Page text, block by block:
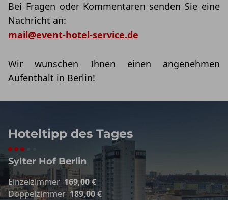
Bei Fragen oder Kommentaren senden Sie eine
Nachricht an:
mail@event-hotel-service.de
Wir wünschen Ihnen einen angenehmen
Aufenthalt in Berlin!
Hoteltipp des Tages
Sylter Hof Berlin
Einzelzimmer 169,00 €
Doppelzimmer189,00 €